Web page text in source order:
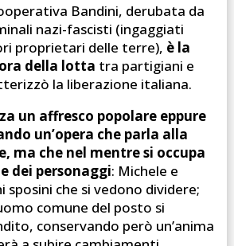
Bandini, derubata da
nazi-fascisti (ingaggiati
proprietari delle terre), è la
della lotta tra partigiani e
la liberazione italiana.
un affresco popolare eppure
un’opera che parla alla
ma che nel mentre si occupa
dei personaggi: Michele e
sposini che si vedono dividere;
comune del posto si
conservando però un’anima